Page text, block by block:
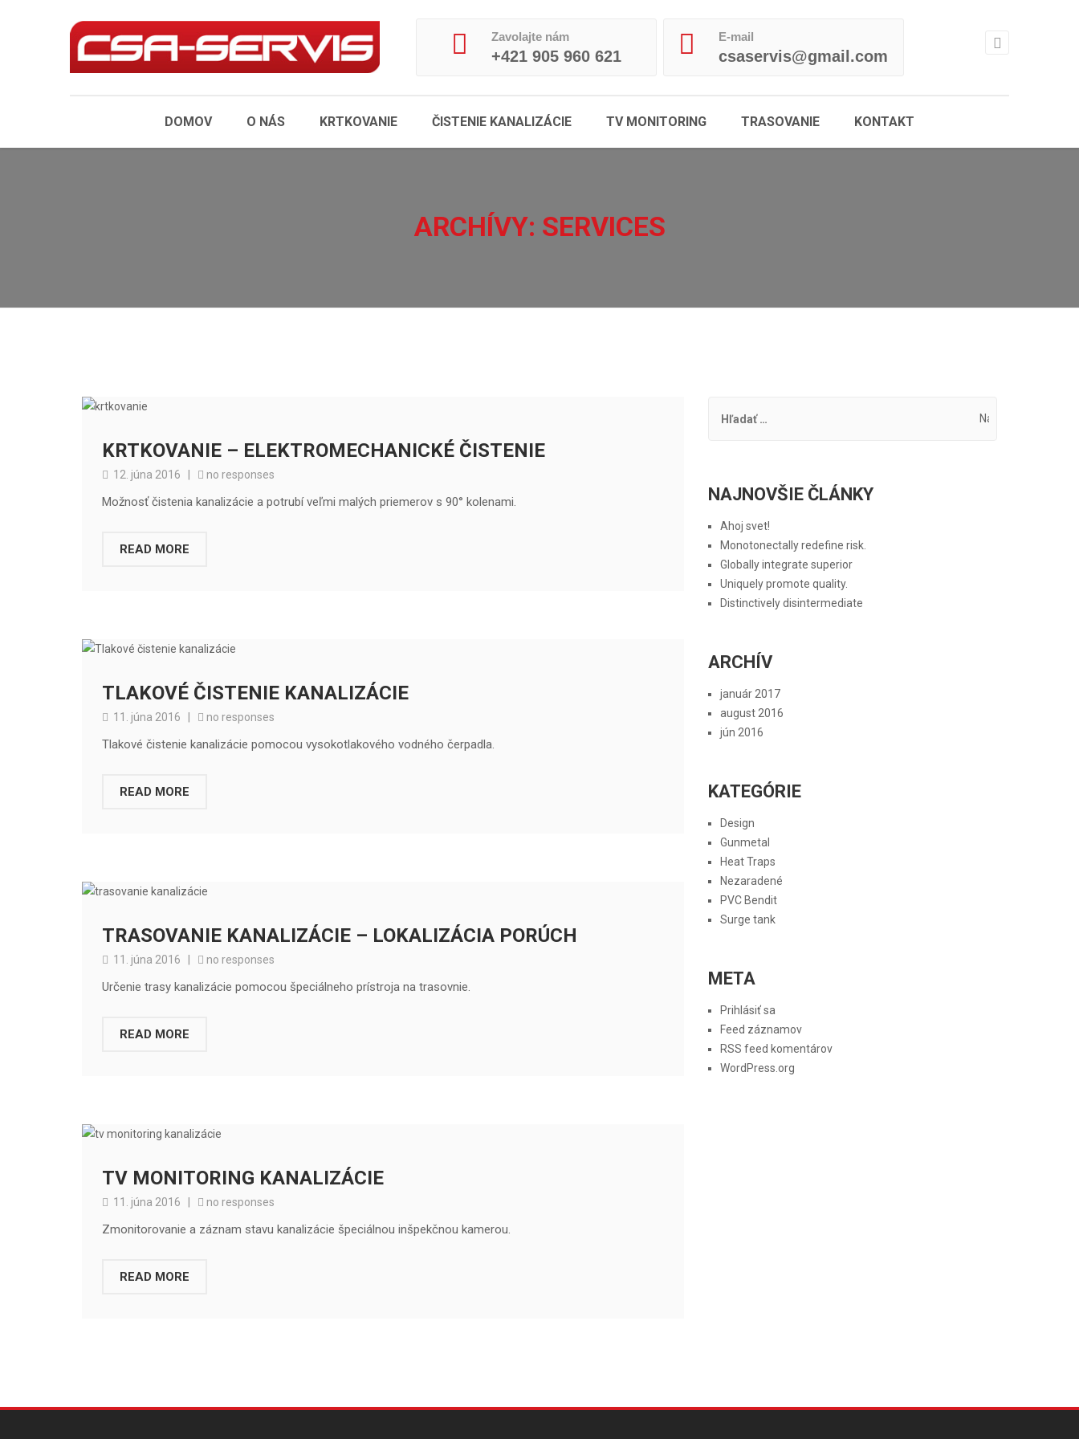
Zavolajte nám
+421 905 960 621
E-mail
csaservis@gmail.com
DOMOV O NÁS KRTKOVANIE ČISTENIE KANALIZÁCIE TV MONITORING TRASOVANIE KONTAKT
ARCHÍVY: SERVICES
KRTKOVANIE – ELEKTROMECHANICKÉ ČISTENIE
12. júna 2016 no responses
Možnosť čistenia kanalizácie a potrubí veľmi malých priemerov s 90° kolenami.
READ MORE
TLAKOVÉ ČISTENIE KANALIZÁCIE
11. júna 2016 no responses
Tlakové čistenie kanalizácie pomocou vysokotlakového vodného čerpadla.
READ MORE
TRASOVANIE KANALIZÁCIE – LOKALIZÁCIA PORÚCH
11. júna 2016 no responses
Určenie trasy kanalizácie pomocou špeciálneho prístroja na trasovnie.
READ MORE
TV MONITORING KANALIZÁCIE
11. júna 2016 no responses
Zmonitorovanie a záznam stavu kanalizácie špeciálnou inšpekčnou kamerou.
READ MORE
NAJNOVŠIE ČLÁNKY
Ahoj svet!
Monotonectally redefine risk.
Globally integrate superior
Uniquely promote quality.
Distinctively disintermediate
ARCHÍV
január 2017
august 2016
jún 2016
KATEGÓRIE
Design
Gunmetal
Heat Traps
Nezaradené
PVC Bendit
Surge tank
META
Prihlásiť sa
Feed záznamov
RSS feed komentárov
WordPress.org